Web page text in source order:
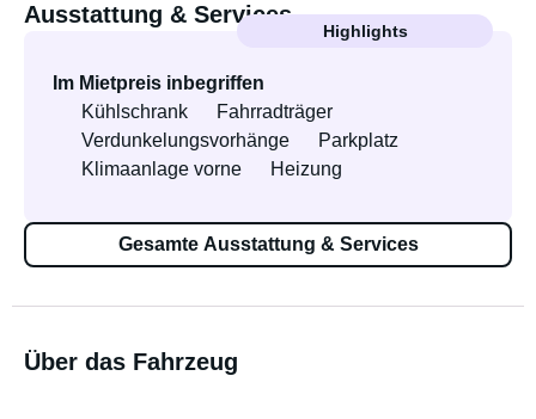
Ausstattung & Services
Highlights
Im Mietpreis inbegriffen
Kühlschrank
Fahrradträger
Verdunkelungsvorhänge
Parkplatz
Klimaanlage vorne
Heizung
Gesamte Ausstattung & Services
Über das Fahrzeug